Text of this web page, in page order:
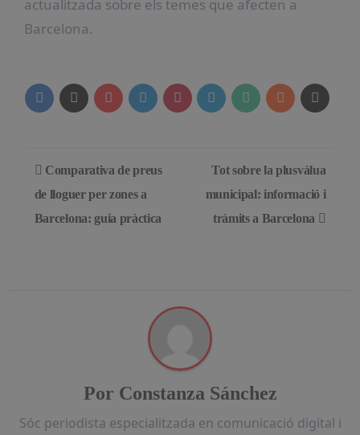
actualitzada sobre els temes que afecten a
Barcelona.
Navegación
de
entradas
Comparativa de preus
de lloguer per zones a
Barcelona: guia pràctica
Tot sobre la plusvàlua
municipal: informació i
tràmits a Barcelona
Por Constanza Sánchez
Sóc periodista especialitzada en comunicació digital i